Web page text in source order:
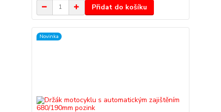
Přidat do košíku
Novinka